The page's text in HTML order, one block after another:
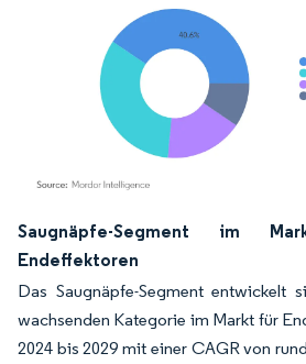
Bild © Mordor Intelligence. Wiederverwendung
Saugnäpfe-Segment im
Endeffektoren
Das Saugnäpfe-Segment entwickelt
wachsenden Kategorie im Markt für
2024 bis 2029 mit einer CAGR von